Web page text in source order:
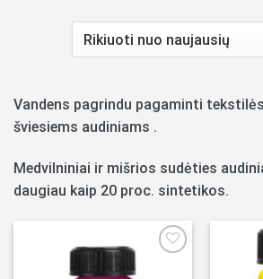
Vandens pagrindu pagaminti
šviesiems audiniams .
Medvilniniai ir mišrios sudėties
daugiau kaip 20 proc. sintetikos.